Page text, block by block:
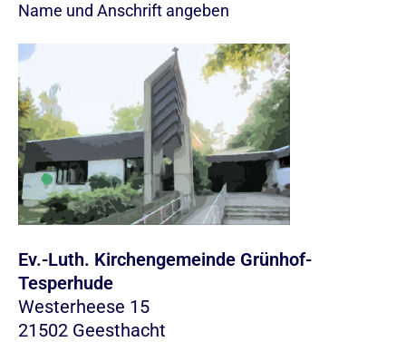
Name und Anschrift angeben
Ev.-Luth. Kirchengemeinde Grünhof-
Tesperhude
Westerheese 15
21502 Geesthacht